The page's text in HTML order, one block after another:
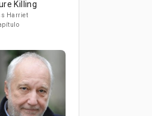
Killing
Harriet